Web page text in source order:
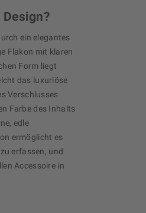
ein elegantes
Flakon mit klaren
Form liegt
das luxuriöse
Verschlusses
Farbe des Inhalts
edle
ermöglicht es
erfassen, und
Accessoire in